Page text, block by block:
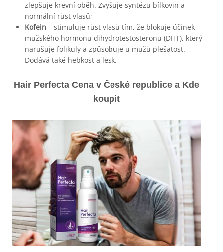
zlepšuje krevní oběh. Zvyšuje syntézu bílkovin a
normální růst vlasů;
Kofein – stimuluje růst vlasů tím, že blokuje účinek
mužského hormonu dihydrotestosteronu (DHT), který
narušuje folikuly a způsobuje u mužů plešatost.
Dodává také hebkost a lesk.
Hair Perfecta Cena v České republice a Kde
koupit